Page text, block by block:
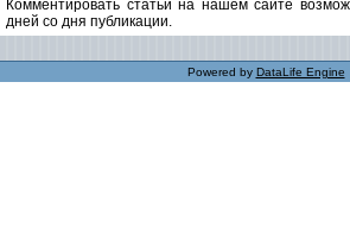
Комментировать статьи на нашем сайте
дней со дня публикации.
Powered by DataLife Engine